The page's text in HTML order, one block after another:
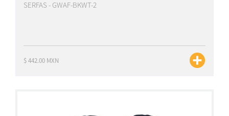
SERFAS - GWAF-BKWT-2
$ 442.00 MXN